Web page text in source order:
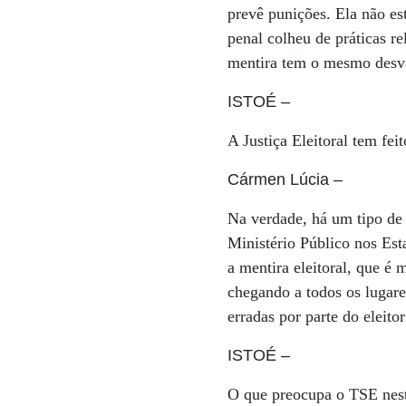
prevê punições. Ela não
penal colheu de práticas
mentira tem o mesmo
ISTOÉ –
A Justiça Eleitoral tem
Cármen Lúcia –
Na verdade, há um tipo
Ministério Público nos
a mentira eleitoral, que é
chegando a todos os
erradas por parte do
ISTOÉ –
O que preocupa o TSE